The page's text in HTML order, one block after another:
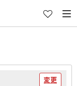
変更